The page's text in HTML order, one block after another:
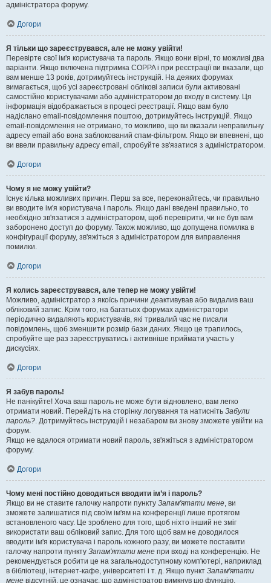
адміністратора форуму.
Догори
Я тільки що зареєструвався, але не можу увійти!
Перевірте свої ім'я користувача та пароль. Якщо вони вірні, то можливі два
варіанти. Якщо включена підтримка COPPA і при реєстрації ви вказали, що
вам менше 13 років, дотримуйтесь інструкцій. На деяких форумах
вимагається, щоб усі зареєстровані облікові записи були активовані
самостійно користувачами або адміністратором до входу в систему. Ця
інформація відображається в процесі реєстрації. Якщо вам було
надіслано email-повідомлення поштою, дотримуйтесь інструкцій. Якщо
email-повідомлення не отримано, то можливо, що ви вказали неправильну
адресу email або вона заблокований спам-фільтром. Якщо ви впевнені, що
ви ввели правильну адресу email, спробуйте зв'язатися з адміністратором.
Догори
Чому я не можу увійти?
Існує кілька можливих причин. Перш за все, переконайтесь, чи правильно
ви вводите ім'я користувача і пароль. Якщо дані введені правильно, то
необхідно зв'язатися з адміністратором, щоб перевірити, чи не був вам
заборонено доступ до форуму. Також можливо, що допущена помилка в
конфігурації форуму, зв'яжіться з адміністратором для виправлення
помилки.
Догори
Я колись зареєструвався, але тепер не можу увійти!
Можливо, адміністратор з якоїсь причини деактивував або видалив ваш
обліковий запис. Крім того, на багатьох форумах адміністратори
періодично видаляють користувачів, які тривалий час не писали
повідомлень, щоб зменшити розмір бази даних. Якщо це трапилось,
спробуйте ще раз зареєструватись і активніше приймати участь у
дискусіях.
Догори
Я забув пароль!
Не панікуйте! Хоча ваш пароль не може бути відновлено, вам легко
отримати новий. Перейдіть на сторінку логування та натисніть Забули
пароль?. Дотримуйтесь інструкцій і незабаром ви знову зможете увійти на
форум.
Якщо не вдалося отримати новий пароль, зв'яжіться з адміністратором
форуму.
Догори
Чому мені постійно доводиться вводити ім’я і пароль?
Якщо ви не ставите галочку напроти пункту Запам'ятати мене, ви
зможете залишатися під своїм ім'ям на конференції лише протягом
встановленого часу. Це зроблено для того, щоб ніхто інший не зміг
використати ваш обліковий запис. Для того щоб вам не доводилося
вводити ім'я користувача і пароль кожного разу, ви можете поставити
галочку напроти пункту Запам'ятати мене при вході на конференцію. Не
рекомендується робити це на загальнодоступному комп'ютері, наприклад
в бібліотеці, інтернет-кафе, університеті і т. д. Якщо пункт Запам'ятати
мене відсутній, це означає, що адміністратор вимкнув цю функцію.